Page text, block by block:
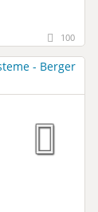
100